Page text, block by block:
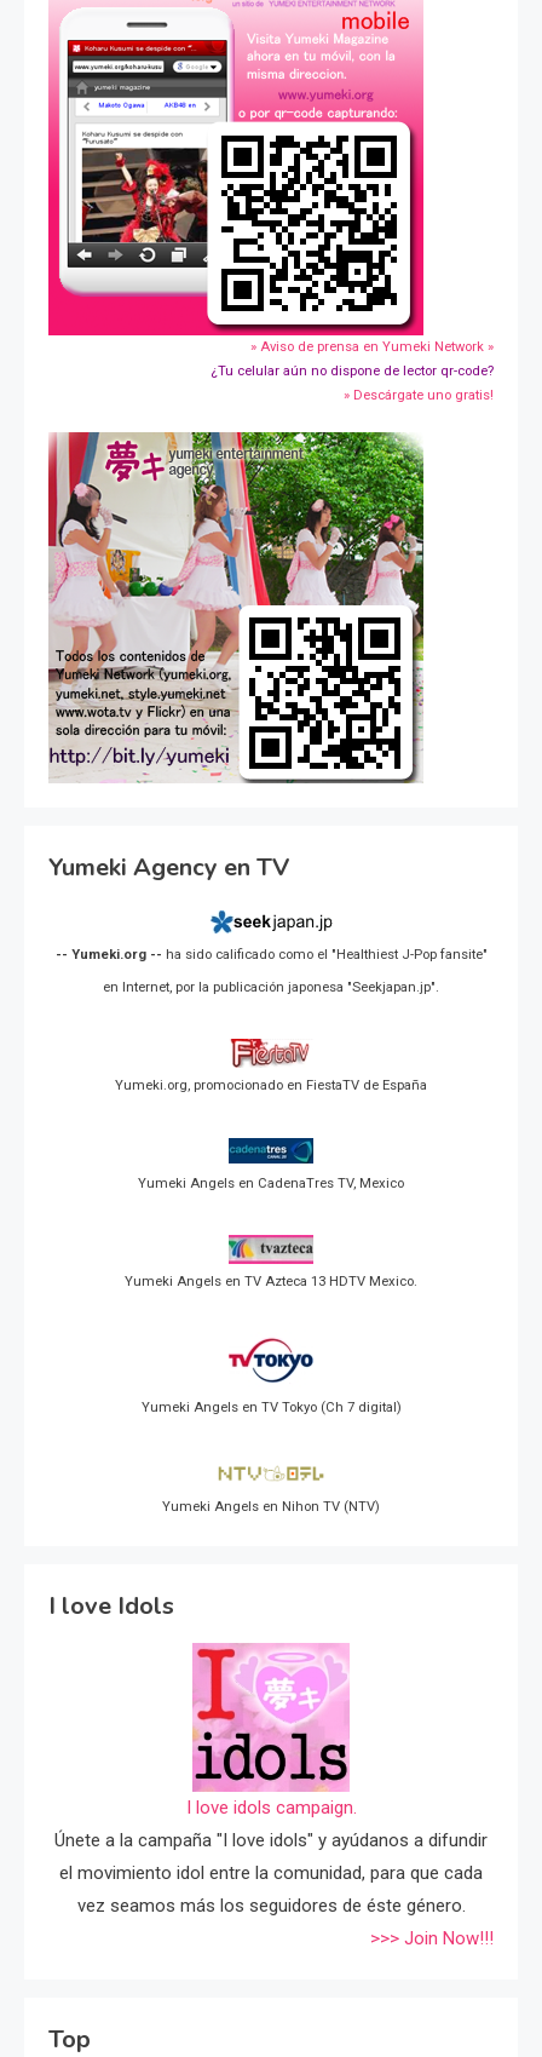
» Aviso de prensa en Yumeki Network »
¿Tu celular aún no dispone de lector qr-code?
» Descárgate uno gratis!
Yumeki Agency en TV
-- Yumeki.org -- ha sido calificado como el "Healthiest J-Pop fansite"
en Internet, por la publicación japonesa "Seekjapan.jp".
Yumeki.org, promocionado en FiestaTV de España
Yumeki Angels en CadenaTres TV, Mexico
Yumeki Angels en TV Azteca 13 HDTV Mexico.
Yumeki Angels en TV Tokyo (Ch 7 digital)
Yumeki Angels en Nihon TV (NTV)
I love Idols
I love idols campaign.
Únete a la campaña "I love idols" y ayúdanos a difundir
el movimiento idol entre la comunidad, para que cada
vez seamos más los seguidores de éste género.
>>> Join Now!!!
Top